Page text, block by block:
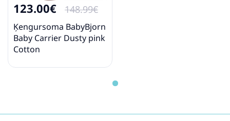
123.00€ 148.99€
Ķengursoma BabyBjorn
Baby Carrier Dusty pink
Cotton